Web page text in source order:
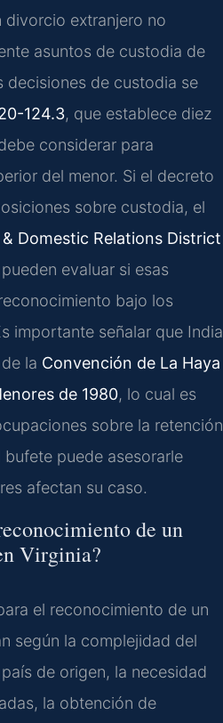
divorcio extranjero no
asuntos de custodia de
decisiones de custodia se
124.3, que establece diez
considerar para
del menor. Si el decreto
sobre custodia, el
Domestic Relations District
evaluar si esas
bajo los
importante señalar que India
la Convención de La Haya
de 1980, lo cual es
sobre la retención
bufete puede asesorarle
afectan su caso.
de un
Virginia?
el reconocimiento de un
según la complejidad del
de origen, la necesidad
la obtención de